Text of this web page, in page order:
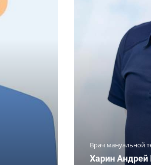
Врач мануальной
Харин Андрей